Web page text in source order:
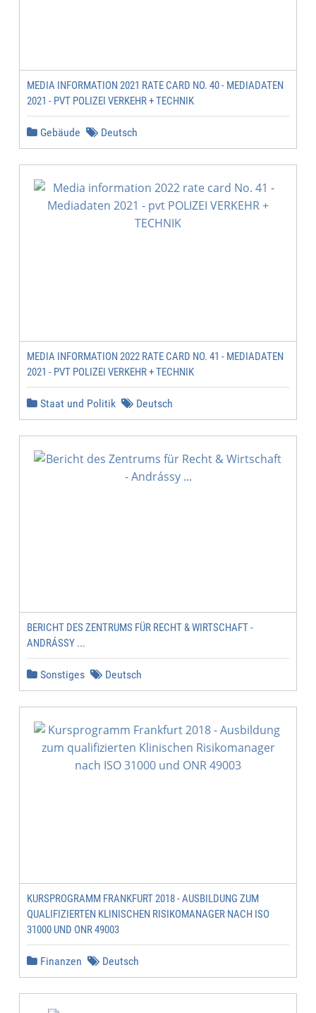
MEDIA INFORMATION 2021 RATE CARD NO. 40 - MEDIADATEN
2021 - PVT POLIZEI VERKEHR + TECHNIK
Gebäude Deutsch
MEDIA INFORMATION 2022 RATE CARD NO. 41 - MEDIADATEN
2021 - PVT POLIZEI VERKEHR + TECHNIK
Staat und Politik Deutsch
BERICHT DES ZENTRUMS FÜR RECHT & WIRTSCHAFT -
ANDRÁSSY ...
Sonstiges Deutsch
KURSPROGRAMM FRANKFURT 2018 - AUSBILDUNG ZUM
QUALIFIZIERTEN KLINISCHEN RISIKOMANAGER NACH ISO
31000 UND ONR 49003
Finanzen Deutsch